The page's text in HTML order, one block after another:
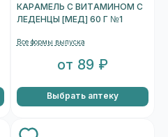
КАРАМЕЛЬ С ВИТАМИНОМ С
ЛЕДЕНЦЫ [МЕД] 60 Г №1
Все формы выпуска
от 89 ₽
Выбрать аптеку